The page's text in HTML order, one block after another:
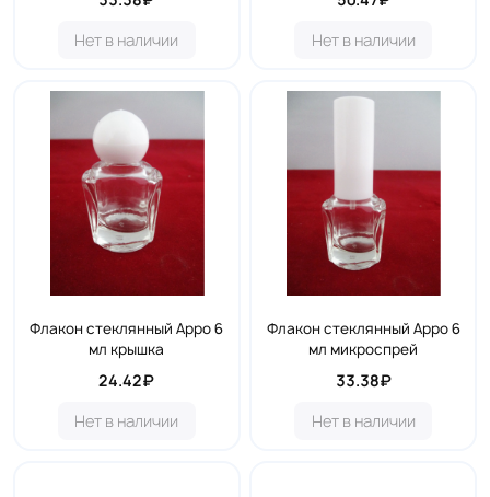
Нет в наличии
Нет в наличии
Флакон стеклянный Арро 6
мл крышка
24.42₽
Нет в наличии
Флакон стеклянный Арро 6
мл микроспрей
33.38₽
Нет в наличии